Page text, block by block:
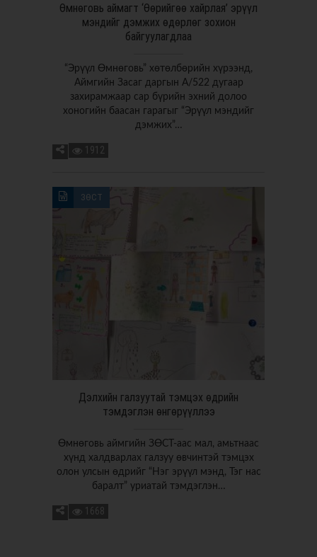
Өмнөговь аймагт ‘Өөрийгөө хайрлая’ эрүүл
мэндийг дэмжих өдөрлөг зохион
байгуулагдлаа
“Эрүүл Өмнөговь” хөтөлбөрийн хүрээнд,
Аймгийн Засаг даргын А/522 дугаар
захирамжаар сар бүрийн эхний долоо
хоногийн баасан гарагыг “Эрүүл мэндийг
дэмжих”…
1912
ЗӨСТ
Дэлхийн галзуутай тэмцэх өдрийн
тэмдэглэн өнгөрүүллээ
Өмнөговь аймгийн ЗӨСТ-аас мал, амьтнаас
хүнд халдварлах галзуу өвчинтэй тэмцэх
олон улсын өдрийг “Нэг эрүүл мэнд, Тэг нас
баралт” уриатай тэмдэглэн…
1668